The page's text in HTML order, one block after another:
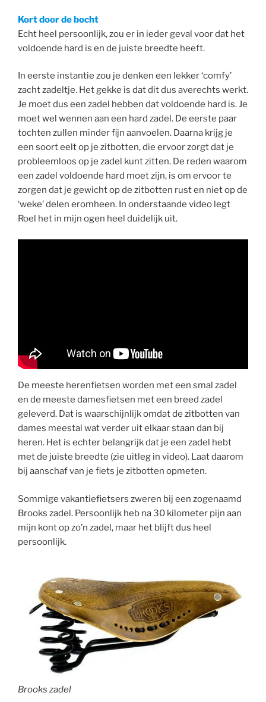
Kort door de bocht
Echt heel persoonlijk, zou er in ieder geval voor dat het
voldoende hard is en de juiste breedte heeft.
In eerste instantie zou je denken een lekker ‘comfy’
zacht zadeltje. Het gekke is dat dit dus averechts werkt.
Je moet dus een zadel hebben dat voldoende hard is. Je
moet wel wennen aan een hard zadel. De eerste paar
tochten zullen minder fijn aanvoelen. Daarna krijg je
een soort eelt op je zitbotten, die ervoor zorgt dat je
probleemloos op je zadel kunt zitten. De reden waarom
een zadel voldoende hard moet zijn, is om ervoor te
zorgen dat je gewicht op de zitbotten rust en niet op de
‘weke’ delen eromheen. In onderstaande video legt
Roel het in mijn ogen heel duidelijk uit.
De meeste herenfietsen worden met een smal zadel
en de meeste damesfietsen met een breed zadel
geleverd. Dat is waarschijnlijk omdat de zitbotten van
dames meestal wat verder uit elkaar staan dan bij
heren. Het is echter belangrijk dat je een zadel hebt
met de juiste breedte (zie uitleg in video). Laat daarom
bij aanschaf van je fiets je zitbotten opmeten.
Sommige vakantiefietsers zweren bij een zogenaamd
Brooks zadel. Persoonlijk heb na 30 kilometer pijn aan
mijn kont op zo’n zadel, maar het blijft dus heel
persoonlijk.
Brooks zadel